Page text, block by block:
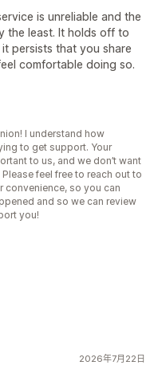
is unreliable and the
the least. It holds off to
persists that you share
comfortable doing so.
I understand how
to get support. Your
to us, and we don’t want
feel free to reach out to
convenience, so you can
and so we can review
you!
2026年7月22日